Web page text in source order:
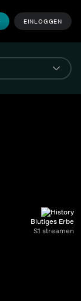
EINLOGGEN
Blutiges Erbe
S1 streamen